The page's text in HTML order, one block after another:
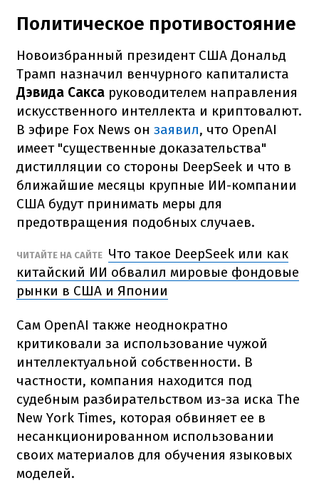
Политическое противостояние
Новоизбранный президент США Дональд
Трамп назначил венчурного капиталиста
Дэвида Сакса руководителем направления
искусственного интеллекта и криптовалют.
В эфире Fox News он заявил, что OpenAI
имеет "существенные доказательства"
дистилляции со стороны DeepSeek и что в
ближайшие месяцы крупные ИИ-компании
США будут принимать меры для
предотвращения подобных случаев.
ЧИТАЙТЕ НА САЙТЕ Что такое DeepSeek или как
китайский ИИ обвалил мировые фондовые
рынки в США и Японии
Сам OpenAI также неоднократно
критиковали за использование чужой
интеллектуальной собственности. В
частности, компания находится под
судебным разбирательством из-за иска The
New York Times, которая обвиняет ее в
несанкционированном использовании
своих материалов для обучения языковых
моделей.